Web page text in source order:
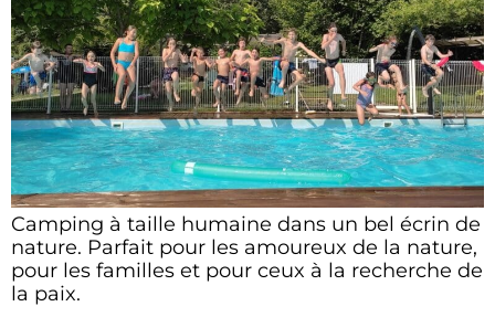
Camping à taille humaine dans un bel écrin de
nature. Parfait pour les amoureux de la nature,
pour les familles et pour ceux à la recherche de
la paix.